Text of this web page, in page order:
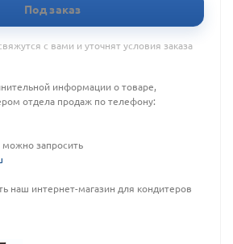
Под заказ
с вами и уточнят условия заказа
информации о товаре,
отдела продаж по телефону:
запросить
наш интернет-магазин для кондитеров